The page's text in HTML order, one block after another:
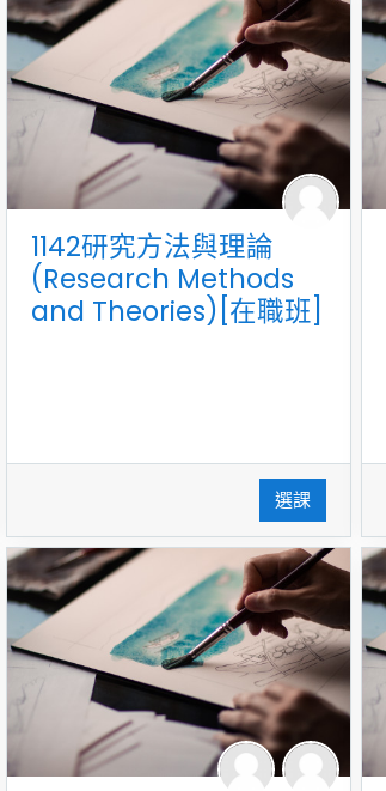
1142研究方法與理論
(Research Methods
and Theories)[在職班]
選課